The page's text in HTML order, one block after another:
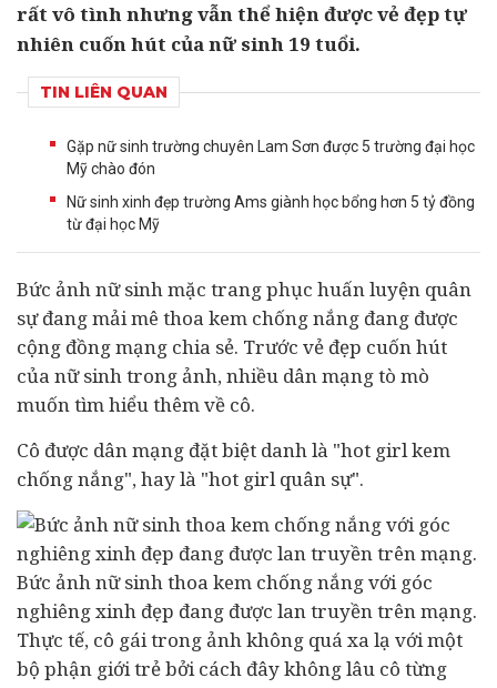
rất vô tình nhưng vẫn thể hiện được vẻ đẹp tự
nhiên cuốn hút của nữ sinh 19 tuổi.
TIN LIÊN QUAN
Gặp nữ sinh trường chuyên Lam Sơn được 5 trường đại học
Mỹ chào đón
Nữ sinh xinh đẹp trường Ams giành học bổng hơn 5 tỷ đồng
từ đại học Mỹ
Bức ảnh nữ sinh mặc trang phục huấn luyện quân
sự đang mải mê thoa kem chống nắng đang được
cộng đồng mạng chia sẻ. Trước vẻ đẹp cuốn hút
của nữ sinh trong ảnh, nhiều dân mạng tò mò
muốn tìm hiểu thêm về cô.
Cô được dân mạng đặt biệt danh là "hot girl kem
chống nắng", hay là "hot girl quân sự".
Bức ảnh nữ sinh thoa kem chống nắng với góc
nghiêng xinh đẹp đang được lan truyền trên mạng.
Thực tế, cô gái trong ảnh không quá xa lạ với một
bộ phận giới trẻ bởi cách đây không lâu cô từng